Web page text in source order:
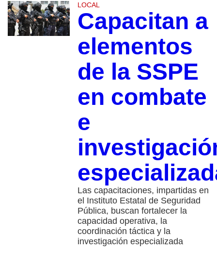
LOCAL
Capacitan a
elementos
de la SSPE
en combate
e
Las capacitaciones, impartidas en
el Instituto Estatal de Seguridad
Pública, buscan fortalecer la
capacidad operativa, la
coordinación táctica y la
investigación especializada